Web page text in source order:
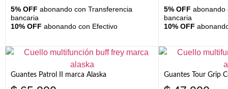
5% OFF abonando con Transferencia
bancaria
10% OFF abonando con Efectivo
5% OFF abonando
bancaria
10% OFF
Guantes Patrol II marca Alaska Guantes Tour Grip